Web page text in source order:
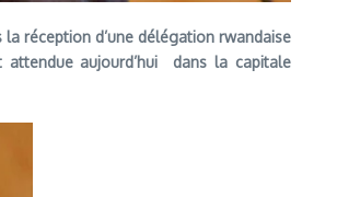
la réception d’une délégation rwandaise
aujourd’hui dans la capitale